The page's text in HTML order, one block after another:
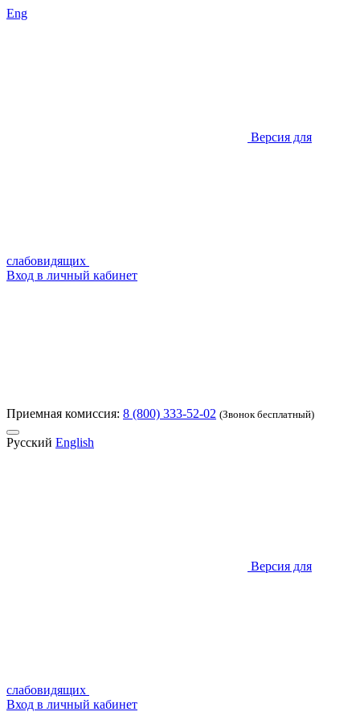
Eng
Версия для
слабовидящих
Вход в личный кабинет
Приемная комиссия: 8 (800) 333-52-02 (Звонок бесплатный)
Русский English
Версия для
слабовидящих
Вход в личный кабинет